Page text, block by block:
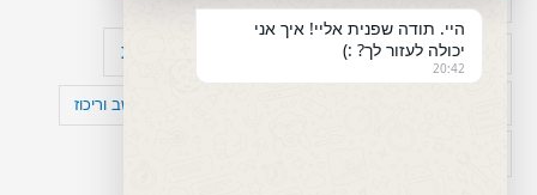
מפורסמים עם הפרעת קשב עיצות
קומורבידיות להפרעת קשב וריכוז
היי. תודה שפנית אליי! איך אני
יכולה לעזור לך? :)
20:42